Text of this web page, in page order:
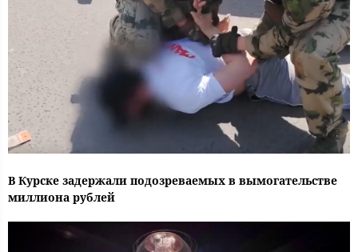
В Курске задержали подозреваемых в вымогательстве
миллиона рублей